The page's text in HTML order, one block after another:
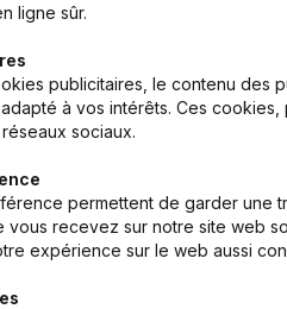
- Nominations - Statuts
- Nominations
(NL)
Constitution (Nouvelle
ligne sûr.
publicitaires, le contenu des
à vos intérêts. Ces
sociaux.
permettent de garder une
vous recevez sur notre site web
expérience sur le web aussi